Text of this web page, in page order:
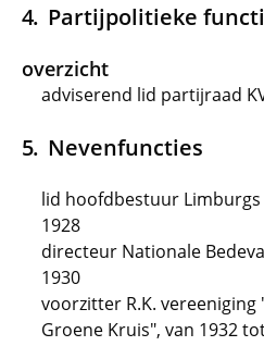
Partijpolitieke
overzicht
adviserend lid partijraad
Nevenfuncties
lid hoofdbestuur
1928
directeur Nationale
1930
voorzitter R.K.
Groene Kruis", van 1932